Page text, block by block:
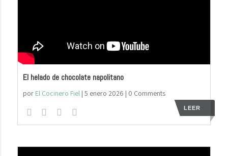
El helado de chocolate napolitano
por El Cocinero Fiel| 5 enero 2026 | 0 Comments
LEER